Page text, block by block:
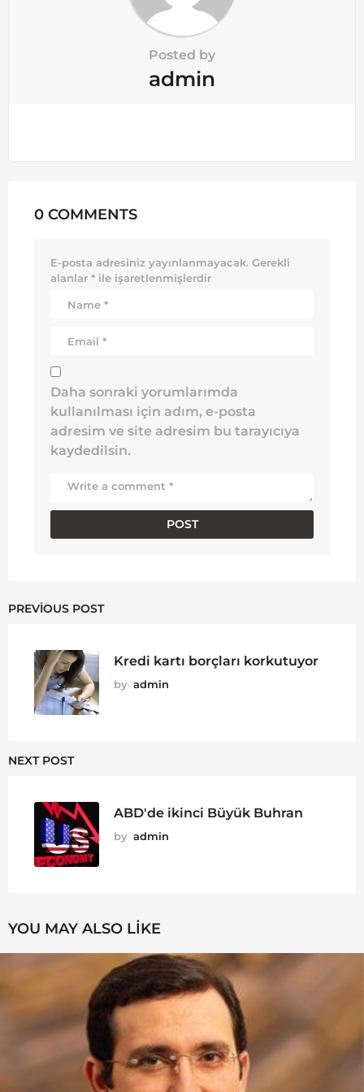
Posted by
admin
0 COMMENTS
E-posta adresiniz yayınlanmayacak. Gerekli
alanlar * ile işaretlenmişlerdir
Daha sonraki yorumlarımda
kullanılması için adım, e-posta
adresim ve site adresim bu tarayıcıya
kaydedilsin.
PREVIOUS POST
Kredi kartı borçları korkutuyor
by admin
NEXT POST
ABD'de ikinci Büyük Buhran
by admin
YOU MAY ALSO LIKE